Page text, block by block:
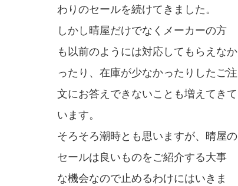
わりのセールを続けてきました。
しかし晴屋だけでなくメーカーの方
も以前のようには対応してもらえなか
ったり、在庫が少なかったりしたご注
文にお答えできないことも増えてきて
います。
そろそろ潮時とも思いますが、晴屋の
セールは良いものをご紹介する大事
な機会なので止めるわけにはいきま